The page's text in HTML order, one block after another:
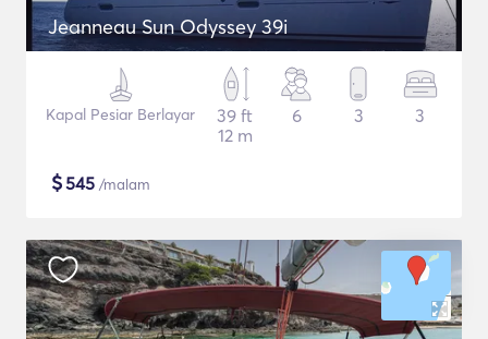
Jeanneau Sun Odyssey 39i
Kapal Pesiar Berlayar
39 ft
12 m
6 3 3
$545 /malam